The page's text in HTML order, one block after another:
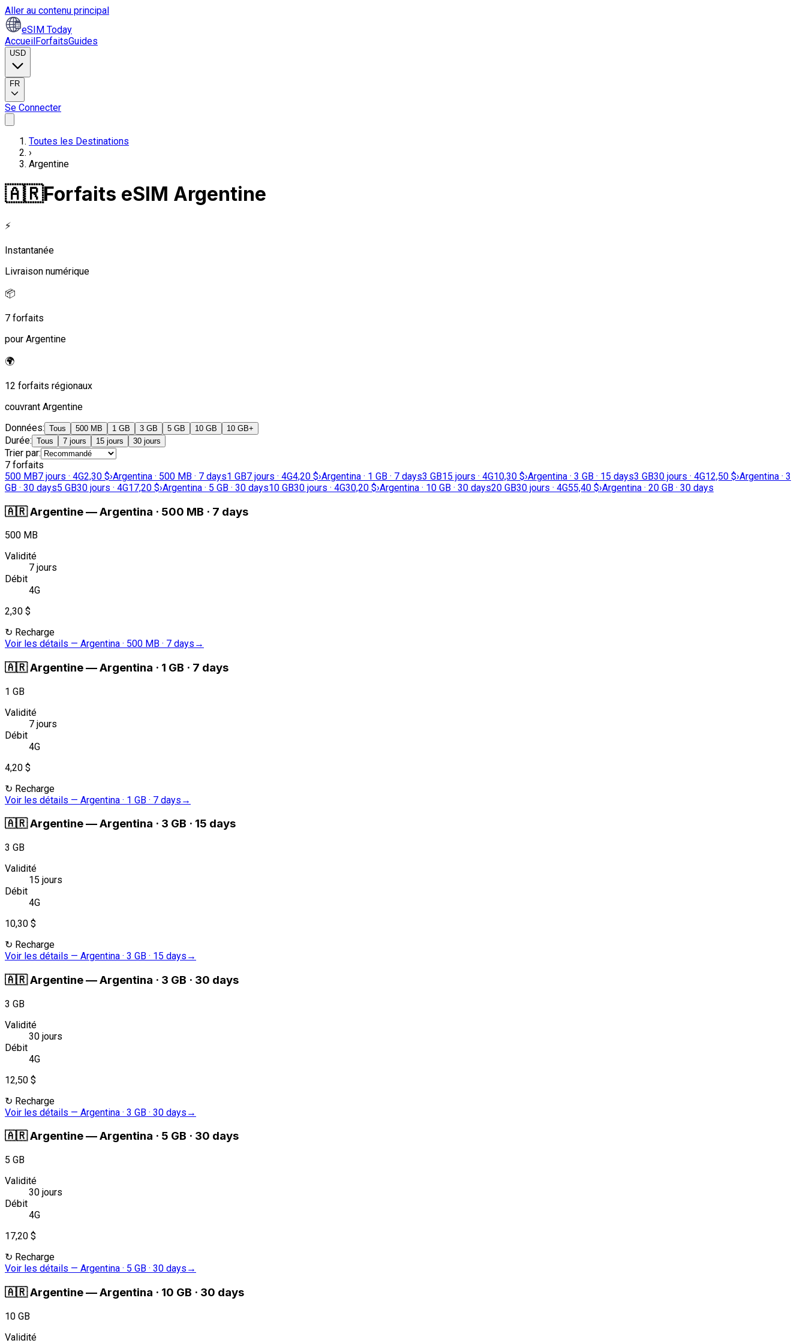
Aller au contenu principal
eSIM Today
AccueilForfaitsGuides
USD
FR
Se Connecter
Toutes les Destinations
›
Argentine
🇦🇷Forfaits eSIM Argentine
⚡
Instantanée
Livraison numérique
📦
7 forfaits
pour Argentine
🌍
12 forfaits régionaux
couvrant Argentine
Données: Tous 500 MB 1 GB 3 GB 5 GB 10 GB 10 GB+
Durée: Tous 7 jours 15 jours 30 jours
Trier par:
7 forfaits
500 MB7 jours · 4G2,30 $›Argentina · 500 MB · 7 days1 GB7 jours · 4G4,20 $›Argentina · 1 GB · 7 days3 GB15 jours · 4G10,30 $›Argentina · 3 GB · 15 days3 GB30 jours · 4G12,50 $›Argentina · 3
GB · 30 days5 GB30 jours · 4G17,20 $›Argentina · 5 GB · 30 days10 GB30 jours · 4G30,20 $›Argentina · 10 GB · 30 days20 GB30 jours · 4G55,40 $›Argentina · 20 GB · 30 days
🇦🇷Argentine—Argentina · 500 MB · 7 days
500 MB
Validité
7 jours
Débit
4G
2,30 $
↻ Recharge
Voir les détails — Argentina · 500 MB · 7 days →
🇦🇷Argentine—Argentina · 1 GB · 7 days
1 GB
Validité
7 jours
Débit
4G
4,20 $
↻ Recharge
Voir les détails — Argentina · 1 GB · 7 days →
🇦🇷Argentine—Argentina · 3 GB · 15 days
3 GB
Validité
15 jours
Débit
4G
10,30 $
↻ Recharge
Voir les détails — Argentina · 3 GB · 15 days →
🇦🇷Argentine—Argentina · 3 GB · 30 days
3 GB
Validité
30 jours
Débit
4G
12,50 $
↻ Recharge
Voir les détails — Argentina · 3 GB · 30 days →
🇦🇷Argentine—Argentina · 5 GB · 30 days
5 GB
Validité
30 jours
Débit
4G
17,20 $
↻ Recharge
Voir les détails — Argentina · 5 GB · 30 days →
🇦🇷Argentine—Argentina · 10 GB · 30 days
10 GB
Validité